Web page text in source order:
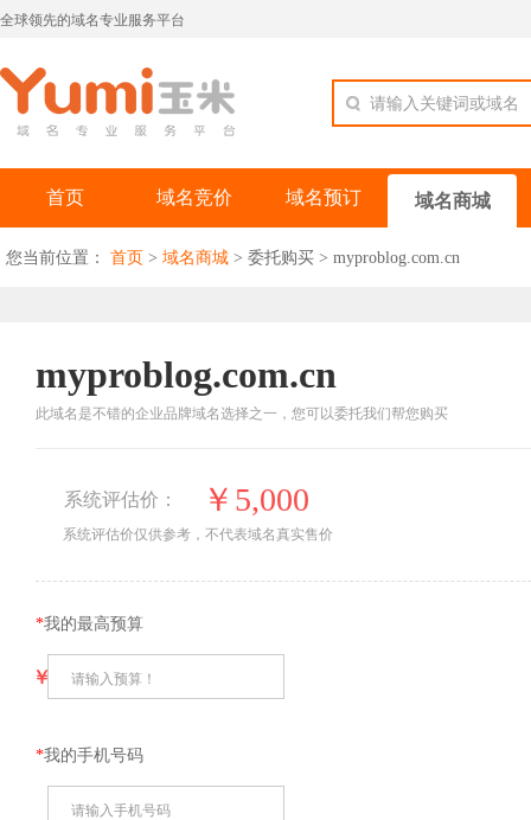
全球领先的域名专业服务平台
请输入关键词或域名
首页 域名竞价 域名预订 域名商城
您当前位置： 首页 > 域名商城 > 委托购买 > myproblog.com.cn
myproblog.com.cn
此域名是不错的企业品牌域名选择之一，您可以委托我们帮您购买
系统评估价： ￥5,000
系统评估价仅供参考，不代表域名真实售价
*我的最高预算
￥ 请输入预算！
*我的手机号码
请输入手机号码